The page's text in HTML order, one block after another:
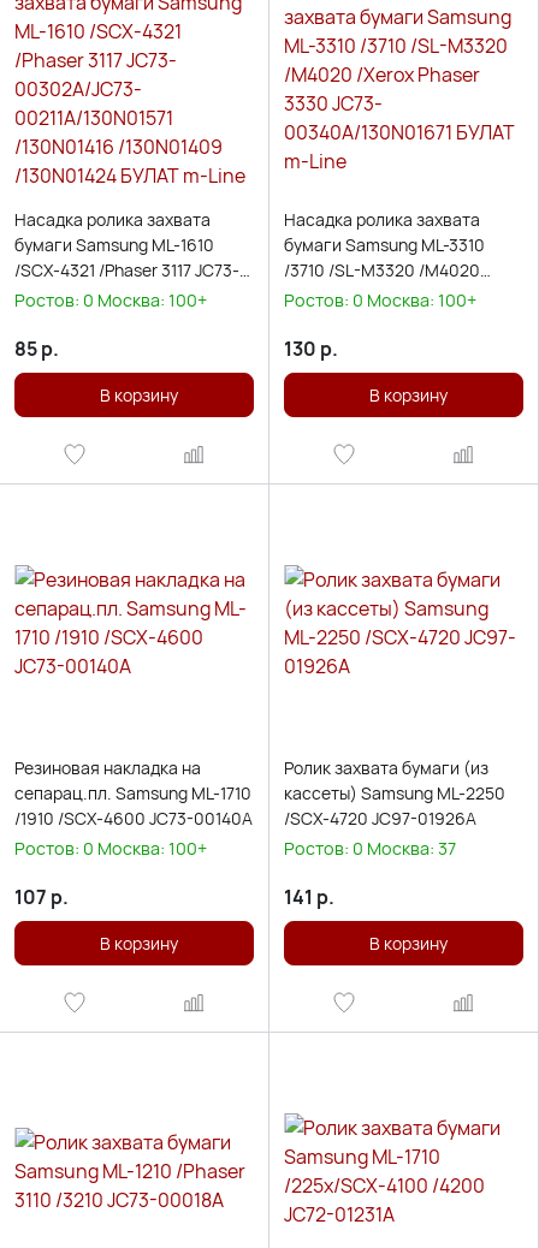
Насадка ролика захвата
бумаги Samsung ML-1610
/SCX-4321 /Phaser 3117 JC73-
00302A/JC73-
/130N01409 /130N01424
БУЛАТ m-Line
Ростов: 0 Москва: 100+
85р.
В корзину
Насадка ролика захвата
бумаги Samsung ML-3310
/3710 /SL-M3320 /M4020
/Xerox Phaser 3330 JC73-
Line
Ростов: 0 Москва: 100+
130 р.
В корзину
Резиновая накладка на
сепарац.пл. Samsung ML-1710
/1910 /SCX-4600 JC73-00140A
Ростов: 0 Москва: 100+
107 р.
В корзину
Ролик захвата бумаги (из
кассеты) Samsung ML-2250
/SCX-4720 JC97-01926A
Ростов: 0 Москва: 37
141 р.
В корзину